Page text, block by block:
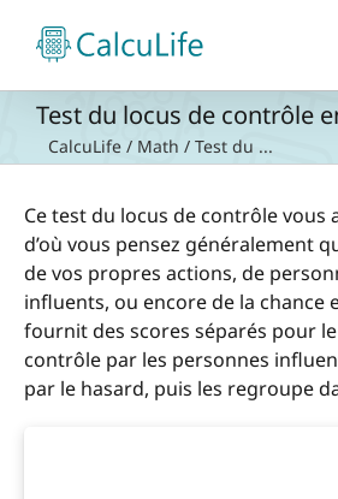
contenu
Test du locus de contrôle
CalcuLife / Math / Test du ...
Ce test du locus de contrôle vous
d’où vous pensez généralement
de vos propres actions, de
influents, ou encore de la chance
fournit des scores séparés pour
contrôle par les personnes
par le hasard, puis les regroupe